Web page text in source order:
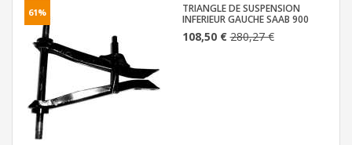
61%
TRIANGLE DE SUSPENSION
INFERIEUR GAUCHE SAAB 900
108,50 €280,27 €